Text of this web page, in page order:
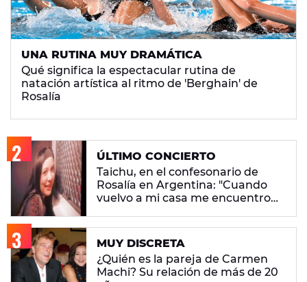
UNA RUTINA MUY DRAMÁTICA
Qué significa la espectacular rutina de
natación artística al ritmo de 'Berghain' de
Rosalía
ÚLTIMO CONCIERTO
Taichu, en el confesonario de
Rosalía en Argentina: "Cuando
vuelvo a mi casa me encuentro
MUY DISCRETA
¿Quién es la pareja de Carmen
Machi? Su relación de más de 20